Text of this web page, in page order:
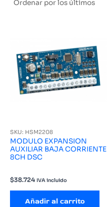
SKU: HSM2208
MODULO EXPANSION
AUXILIAR BAJA CORRIENTE
8CH DSC
$38.724 IVA incluido
Añadir al carrito